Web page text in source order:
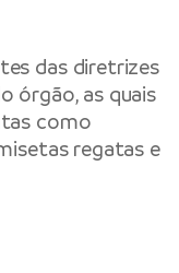
das diretrizes
órgão, as quais
como
regatas e